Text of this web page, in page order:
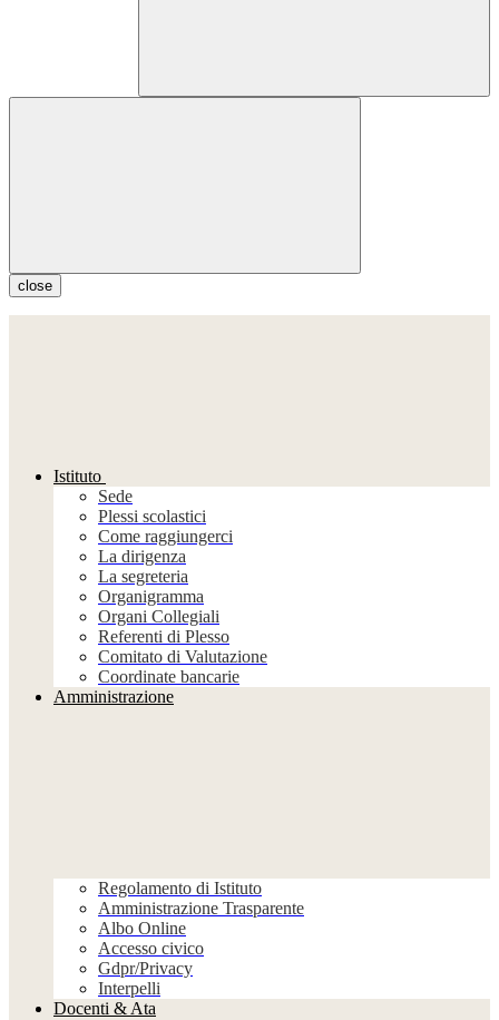
close
Istituto
Sede
Plessi scolastici
Come raggiungerci
La dirigenza
La segreteria
Organigramma
Organi Collegiali
Referenti di Plesso
Comitato di Valutazione
Coordinate bancarie
Amministrazione
Regolamento di Istituto
Amministrazione Trasparente
Albo Online
Accesso civico
Gdpr/Privacy
Interpelli
Docenti & Ata